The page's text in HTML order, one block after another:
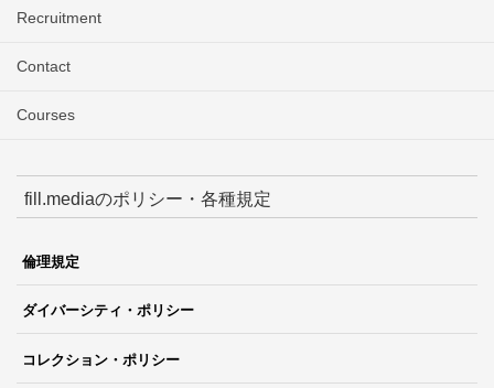
Recruitment
Contact
Courses
fill.mediaのポリシー・各種規定
倫理規定
ダイバーシティ・ポリシー
コレクション・ポリシー